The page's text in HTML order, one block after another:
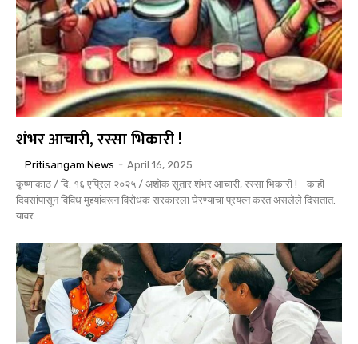
शंभर आचारी, रस्सा भिकारी !
Pritisangam News - April 16, 2025
कृष्णाकाठ / दि. १६ एप्रिल २०२५ / अशोक सुतार शंभर आचारी, रस्सा भिकारी ! काही
दिवसांपासून विविध मुद्द्यांवरून विरोधक सरकारला घेरण्याचा प्रयत्न करत असलेले दिसतात.
यावर...